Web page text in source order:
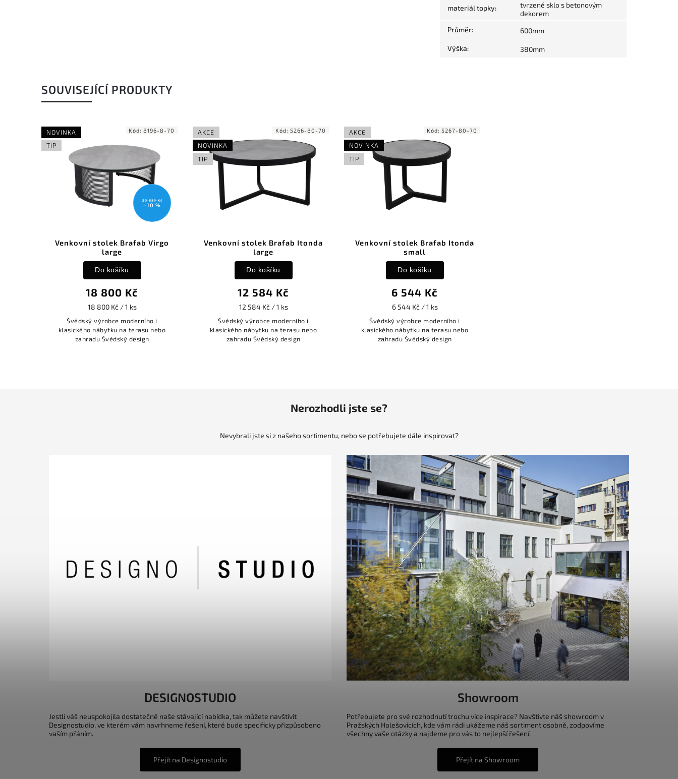
materiál topky:
tvrzené sklo s betonovým
dekorem
Průměr: 600mm
Výška: 380mm
SOUVISEJÍCÍ PRODUKTY
NOVINKA
TIP
20 889 Kč
–10 %
Venkovní stolek Brafab Virgo
large
18 800 Kč
18 800 Kč / 1 ks
Do košíku
Švédský výrobce moderního i
klasického nábytku na terasu nebo
zahradu Švédský design
Kód: 8196-8-70
AKCE
NOVINKA
TIP
Venkovní stolek Brafab Itonda
large
12 584 Kč
12 584 Kč / 1 ks
Do košíku
Švédský výrobce moderního i
klasického nábytku na terasu nebo
zahradu Švédský design
Kód: 5266-80-70
AKCE
NOVINKA
TIP
Venkovní stolek Brafab Itonda
small
6 544 Kč
6 544 Kč / 1 ks
Do košíku
Švédský výrobce moderního i
klasického nábytku na terasu nebo
zahradu Švédský design
Kód: 5267-80-70
Nerozhodli jste se?
Nevybrali jste si z našeho sortimentu, nebo se potřebujete dále inspirovat?
DESIGNOSTUDIO
Jestli váš neuspokojila dostatečně naše stávající nabídka, tak můžete navštívit
Designostudio, ve kterém vám navrhneme řešení, které bude specificky přizpůsobeno
vaším přáním.
Přejít na Designostudio
Showroom
Potřebujete pro své rozhodnutí trochu více inspirace? Navštivte náš showroom v
Pražských Holešovicích, kde vám rádi ukážeme náš sortiment osobně, zodpovíme
všechny vaše otázky a najdeme pro vás to nejlepší řešení.
Přejít na Showroom